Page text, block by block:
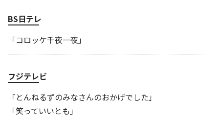
BS日テレ
「コロッケ千夜一夜」
フジテレビ
「とんねるずのみなさんのおかげでした」
「笑っていいとも」